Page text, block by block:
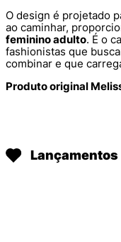
O design é projetado
ao caminhar,
feminino adulto. É o
fashionistas que
combinar e que
Produto original